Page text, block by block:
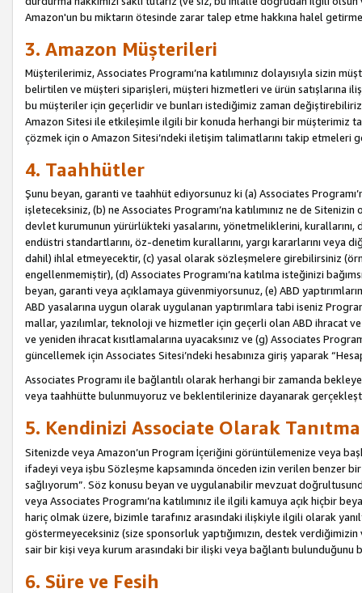
Amazon'un bu miktarın ötesinde zarar talep etme hakkına halel
3. Amazon Müşterileri
Müşterilerimiz, Associates Programı’na katılımınız dolayısıyla sizin
belirtilen ve müşteri siparişleri, müşteri hizmetleri ve ürün satışlarına
bu müşteriler için geçerlidir ve bunları istediğimiz zaman
Amazon Sitesi ile etkileşimle ilgili bir konuda herhangi bir müşterimiz
çözmek için o Amazon Sitesi’ndeki iletişim talimatlarını takip etmeleri
4. Taahhütler
Şunu beyan, garanti ve taahhüt ediyorsunuz ki (a) Associates
işleteceksiniz, (b) ne Associates Programı’na katılımınız ne de
devlet kurumunun yürürlükteki yasalarını, yönetmeliklerini,
endüstri standartlarını, öz-denetim kurallarını, yargı kararlarını
dahil) ihlal etmeyecektir, (c) yasal olarak sözleşmelere girebilirsiniz
engellenmemiştir), (d) Associates Programı’na katılma isteğinizi
beyan, garanti veya açıklamaya güvenmiyorsunuz, (e) ABD
ABD yasalarına uygun olarak uygulanan yaptırımlara tabi iseniz
mallar, yazılımlar, teknoloji ve hizmetler için geçerli olan ABD ihracat
ve yeniden ihracat kısıtlamalarına uyacaksınız ve (g) Associates
güncellemek için Associates Sitesi’ndeki hesabınıza giriş yaparak
Associates Programı ile bağlantılı olarak herhangi bir zamanda
veya taahhütte bulunmuyoruz ve beklentilerinize dayanarak
5. Kendinizi Associate Olarak
Sitenizde veya Amazon’un Program İçeriğini görüntülemenize veya
ifadeyi veya işbu Sözleşme kapsamında önceden izin verilen benzer
sağlıyorum”. Söz konusu beyan ve uygulanabilir mevzuat
veya Associates Programı’na katılımınız ile ilgili kamuya açık hiçbir
hariç olmak üzere, bizimle tarafınız arasındaki ilişkiyle ilgili olarak
göstermeyeceksiniz (size sponsorluk yaptığımızın, destek
sair bir kişi veya kurum arasındaki bir ilişki veya bağlantı bulunduğunu
6. Süre ve Fesih